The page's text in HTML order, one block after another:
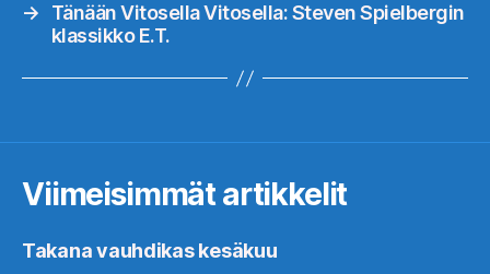
→
Tänään Vitosella Vitosella: Steven Spielbergin
klassikko E.T.
Viimeisimmät artikkelit
Takana vauhdikas kesäkuu